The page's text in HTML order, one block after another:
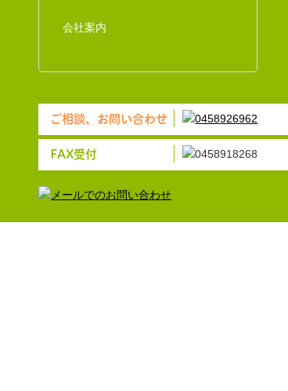
会社案内
ご相談、お問い合わせ
FAX受付